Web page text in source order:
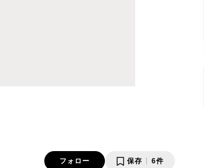
フォロー 保存 6件